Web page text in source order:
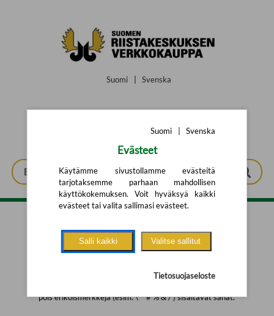
Suomi Svenska
Tarkennettu haku
pois erikoismerkkejä (esim. \' " # % & / ) sisältävät sanat.
Suomi Svenska
Evästeet
Käytämme sivustollamme evästeitä
tarjotaksemme parhaan mahdollisen
käyttökokemuksen. Voit hyväksyä kaikki
evästeet tai valita sallimasi evästeet.
Salli kaikki Valitse sallitut
Tietosuojaseloste